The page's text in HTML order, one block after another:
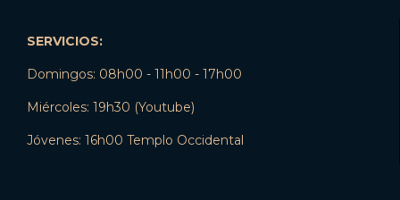
SERVICIOS:
Domingos: 08h00 - 11h00 - 17h00
Miércoles: 19h30 (Youtube)
Jóvenes: 16h00 Templo Occidental